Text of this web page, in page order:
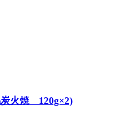
火焼 120g×2)